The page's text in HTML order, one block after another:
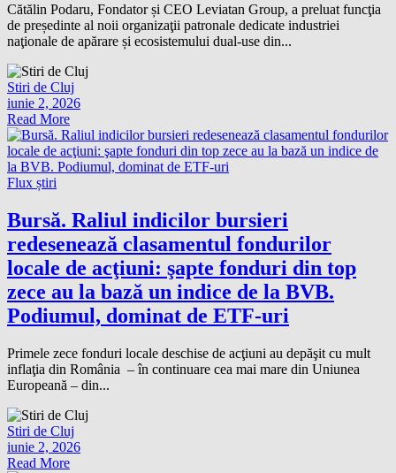
Cătălin Podaru, Fondator și CEO Leviatan Group, a preluat funcţia
de președinte al noii organizaţii patronale dedicate industriei
naţionale de apărare și ecosistemului dual-use din...
Stiri de Cluj
iunie 2, 2026
Read More
Flux știri
Bursă. Raliul indicilor bursieri
redesenează clasamentul fondurilor
locale de acţiuni: şapte fonduri din top
zece au la bază un indice de la BVB.
Podiumul, dominat de ETF-uri
Primele zece fonduri locale deschise de acţiuni au depăşit cu mult
inflaţia din România – în continuare cea mai mare din Uniunea
Europeană – din...
Stiri de Cluj
iunie 2, 2026
Read More